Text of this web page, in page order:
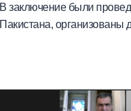
В заключение были
Пакистана, организованы